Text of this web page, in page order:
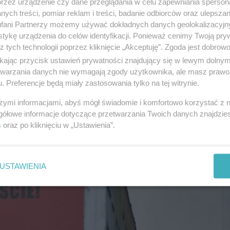
nabiera tempa. Nie tak dawno premier
„kacapami”. Wojewoda warmińsko-
, który powinien usunąć pomnik (na skutek
się profesorRobert Traba, który twierdzi,
historycznym.
treści, pomiar reklam i treści, badanie odbiorców oraz
Partnerzy możemy używać dokładnych danych
urządzenia do celów identyfikacji. Ponieważ cenimy Twoją
tych technologii poprzez kliknięcie „Akceptuję”. Zgoda jest
przycisk ustawień prywatności znajdujący się w lewym
danych nie wymagają zgody użytkownika, ale masz
Preferencje będą miały zastosowania tylko na tej witrynie.
informacjami, abyś mógł świadomie i komfortowo korzystać z
informacje dotyczące przetwarzania Twoich danych
oraz po kliknięciu w „Ustawienia”.
USTAWIENIA